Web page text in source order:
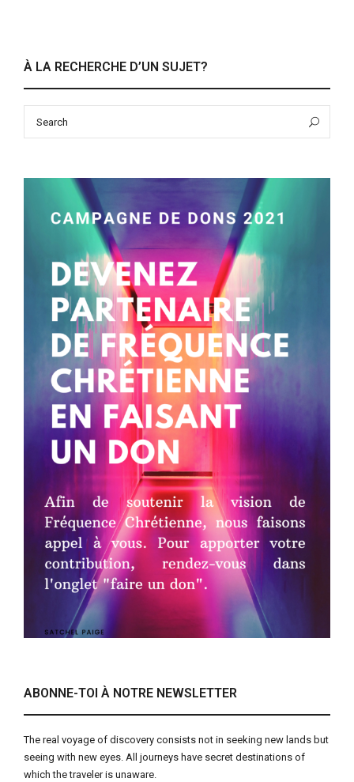
À LA RECHERCHE D’UN SUJET?
ABONNE-TOI À NOTRE NEWSLETTER
The real voyage of discovery consists not in seeking new lands but
seeing with new eyes. All journeys have secret destinations of
which the traveler is unaware.